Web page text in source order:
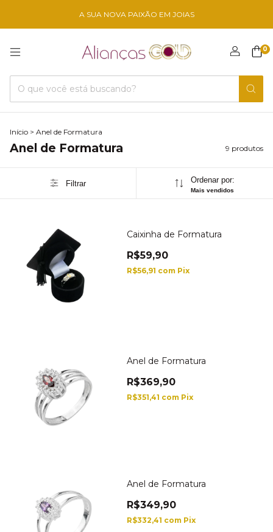
A SUA NOVA PAIXÃO EM JOIAS
0
Início > Anel de Formatura
Anel de Formatura 9 produtos
Filtrar Ordenar por:
Mais vendidos
Caixinha de Formatura
R$59,90
R$56,91 com Pix
Anel de Formatura
R$369,90
R$351,41 com Pix
Anel de Formatura
R$349,90
R$332,41 com Pix